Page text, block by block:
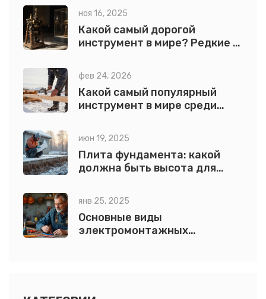
ноя 16, 2025
Какой самый дорогой
инструмент в мире? Редкие и
строительные инструменты
фев 24, 2026
Какой самый популярный
инструмент в мире среди
июн 19, 2025
Плита фундамента: какой
должна быть высота для
янв 25, 2025
Основные виды
электромонтажных